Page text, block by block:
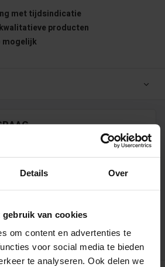
Details Over
gebruik van cookies
om content en advertenties te
voor social media te bieden
te analyseren. Ook delen we
met tijdsindicatie
producten
mogelijk
een 9.1 op